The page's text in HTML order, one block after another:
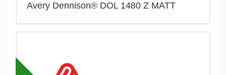
Avery Dennison® DOL 1480 Z MATT